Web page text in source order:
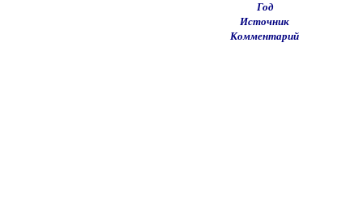
Год
Источник
Комментарий